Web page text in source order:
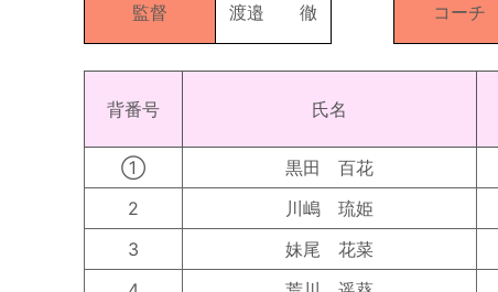
監督 渡邉 徹 コーチ
背番号 氏名
①
黒田 百花
2
川嶋 琉姫
3
妹尾 花菜